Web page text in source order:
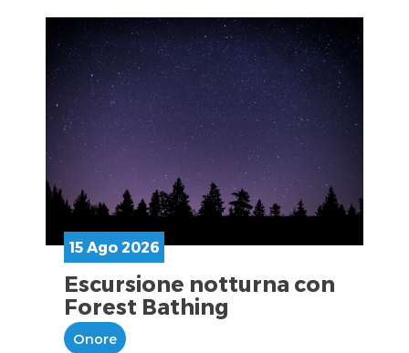
15 Ago 2026
Escursione notturna con
Forest Bathing
Onore